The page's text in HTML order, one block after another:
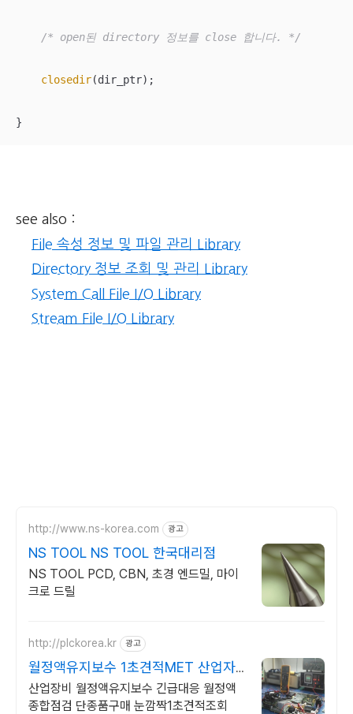
/* open된 directory 정보를 close 합니다. */
closedir(dir_ptr);
}
see also :
File 속성 정보 및 파일 관리 Library
Directory 정보 조회 및 관리 Library
System Call File I/O Library
Stream File I/O Library
http://www.ns-korea.com 광고
NS TOOL NS TOOL 한국대리점
NS TOOL PCD, CBN, 초경 엔드밀, 마이
크로 드릴
http://plckorea.kr 광고
월정액유지보수 1초견적MET 산업자
동화 장비판매수리보수
산업장비 월정액유지보수 긴급대응 월정액
종합점검 단종품구매 눈깜짝1초견적조회